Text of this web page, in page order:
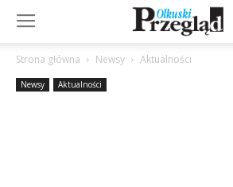
Strona główna Newsy Aktualności
Newsy Aktualności